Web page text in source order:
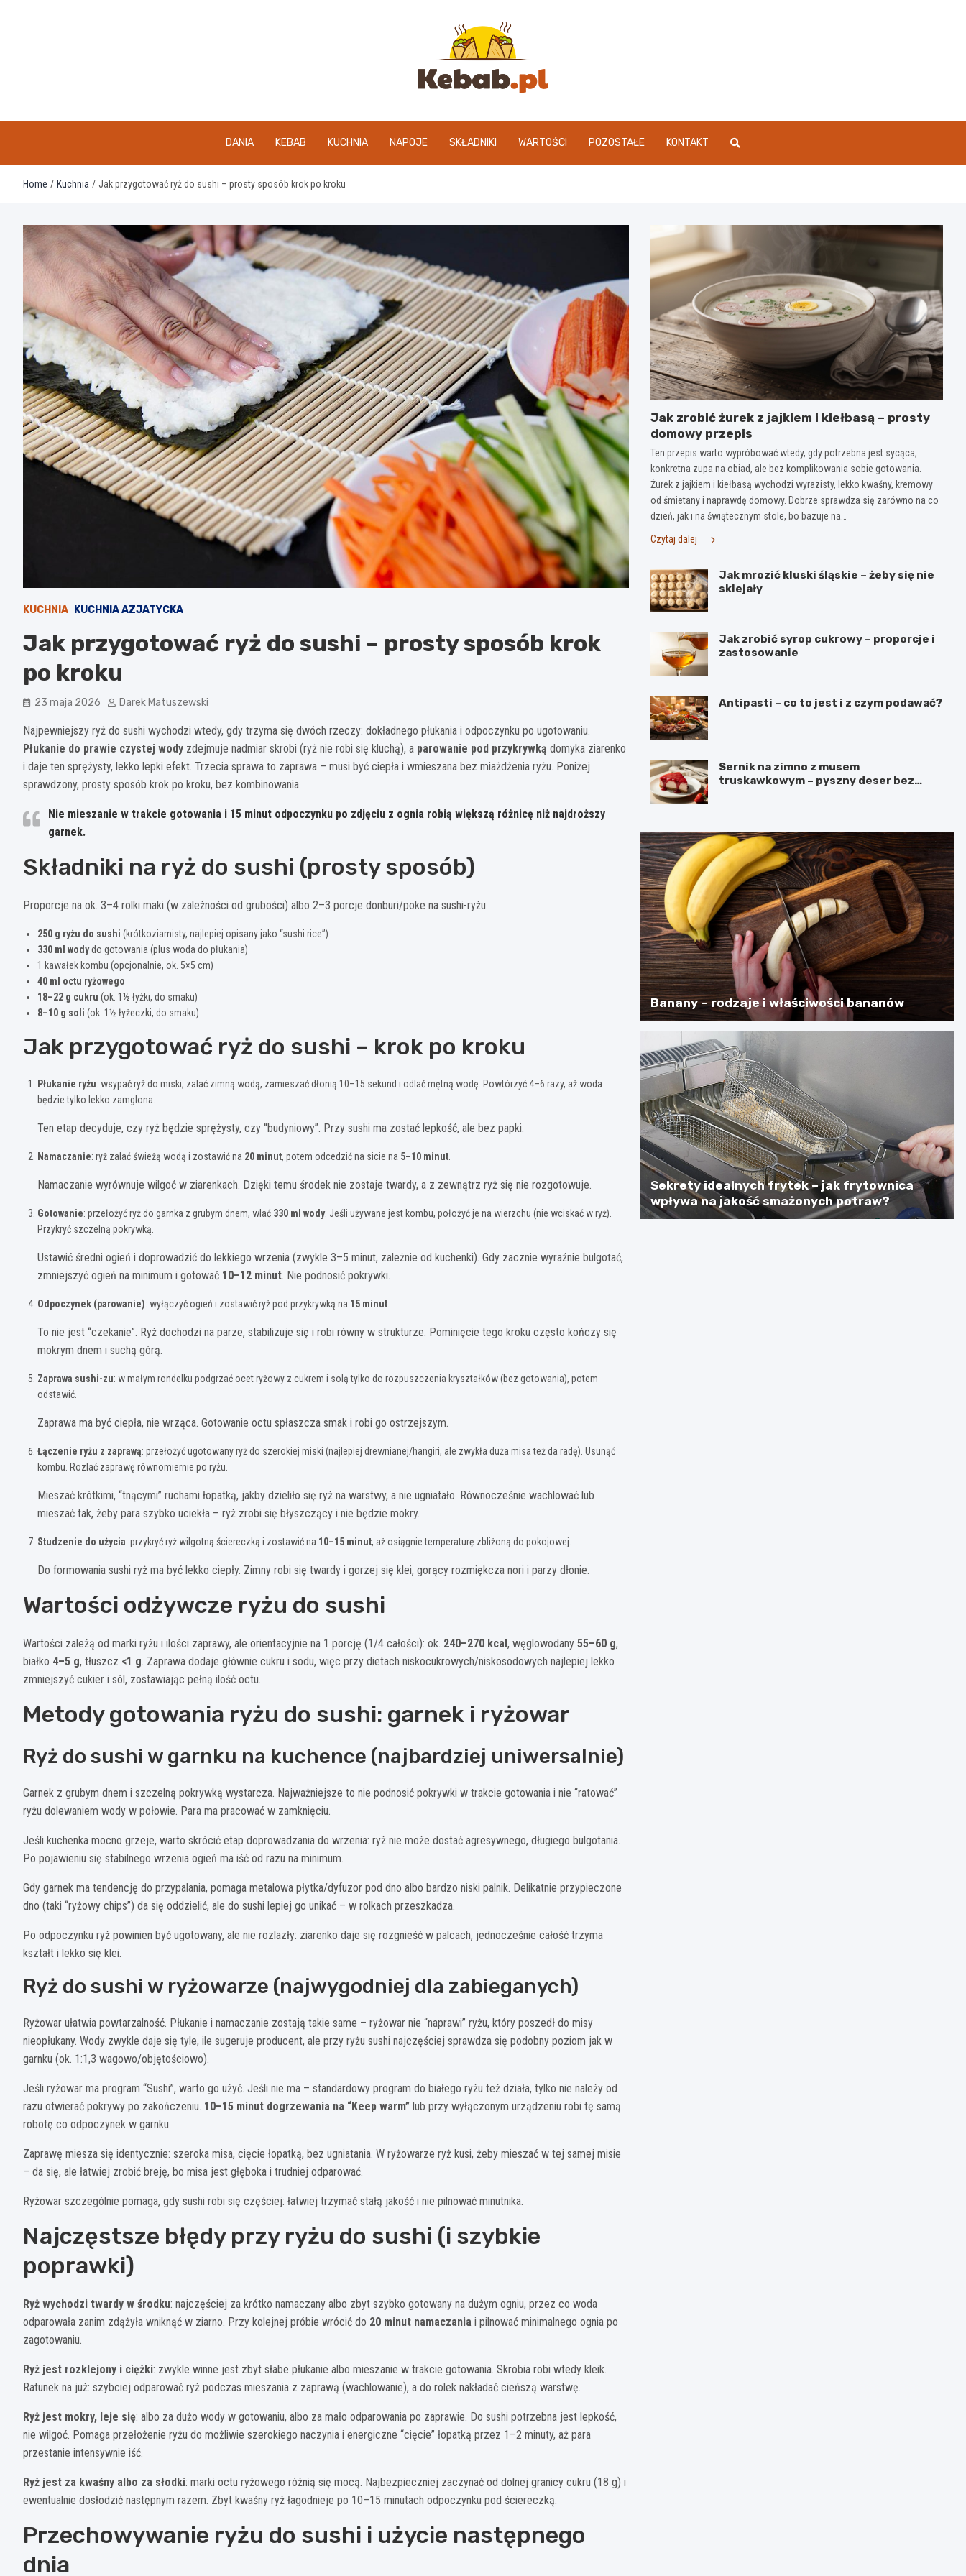
DANIA KEBAB KUCHNIA NAPOJE SKŁADNIKI WARTOŚCI POZOSTAŁE KONTAKT
Home Kuchnia Jak przygotować ryż do sushi – prosty sposób krok po kroku
KUCHNIA KUCHNIA AZJATYCKA
Jak przygotować ryż do sushi – prosty sposób krok
po kroku
23 maja 2026 Darek Matuszewski
Najpewniejszy ryż do sushi wychodzi wtedy, gdy trzyma się dwóch rzeczy: dokładnego płukania i odpoczynku po ugotowaniu.
Płukanie do prawie czystej wody zdejmuje nadmiar skrobi (ryż nie robi się kluchą), a parowanie pod przykrywką domyka ziarenko
i daje ten sprężysty, lekko lepki efekt. Trzecia sprawa to zaprawa – musi być ciepła i wmieszana bez miażdżenia ryżu. Poniżej
sprawdzony, prosty sposób krok po kroku, bez kombinowania.
Nie mieszanie w trakcie gotowania i 15 minut odpoczynku po zdjęciu z ognia robią większą różnicę niż najdroższy
garnek.
Składniki na ryż do sushi (prosty sposób)
Proporcje na ok. 3–4 rolki maki (w zależności od grubości) albo 2–3 porcje donburi/poke na sushi-ryżu.
250 g ryżu do sushi (krótkoziarnisty, najlepiej opisany jako “sushi rice”)
330 ml wodydo gotowania (plus woda do płukania)
1 kawałek kombu (opcjonalnie, ok. 5×5 cm)
40 ml octu ryżowego
18–22 g cukru (ok. 1½ łyżki, do smaku)
8–10 g soli (ok. 1½ łyżeczki, do smaku)
Jak przygotować ryż do sushi – krok po kroku
Płukanie ryżu: wsypać ryż do miski, zalać zimną wodą, zamieszać dłonią 10–15 sekund i odlać mętną wodę. Powtórzyć 4–6 razy, aż woda
będzie tylko lekko zamglona.
Ten etap decyduje, czy ryż będzie sprężysty, czy “budyniowy”. Przy sushi ma zostać lepkość, ale bez papki.
Namaczanie: ryż zalać świeżą wodą i zostawić na 20 minut, potem odcedzić na sicie na 5–10 minut.
Namaczanie wyrównuje wilgoć w ziarenkach. Dzięki temu środek nie zostaje twardy, a z zewnątrz ryż się nie rozgotowuje.
Gotowanie: przełożyć ryż do garnka z grubym dnem, wlać 330 ml wody. Jeśli używane jest kombu, położyć je na wierzchu (nie wciskać w ryż).
Przykryć szczelną pokrywką.
Ustawić średni ogień i doprowadzić do lekkiego wrzenia (zwykle 3–5 minut, zależnie od kuchenki). Gdy zacznie wyraźnie bulgotać,
zmniejszyć ogień na minimum i gotować 10–12 minut. Nie podnosić pokrywki.
Odpoczynek (parowanie): wyłączyć ogień i zostawić ryż pod przykrywką na 15 minut.
To nie jest “czekanie”. Ryż dochodzi na parze, stabilizuje się i robi równy w strukturze. Pominięcie tego kroku często kończy się
mokrym dnem i suchą górą.
Zaprawa sushi-zu: w małym rondelku podgrzać ocet ryżowy z cukrem i solą tylko do rozpuszczenia kryształków (bez gotowania), potem
odstawić.
Zaprawa ma być ciepła, nie wrząca. Gotowanie octu spłaszcza smak i robi go ostrzejszym.
Łączenie ryżu z zaprawą: przełożyć ugotowany ryż do szerokiej miski (najlepiej drewnianej/hangiri, ale zwykła duża misa też da radę). Usunąć
kombu. Rozlać zaprawę równomiernie po ryżu.
Mieszać krótkimi, “tnącymi” ruchami łopatką, jakby dzieliło się ryż na warstwy, a nie ugniatało. Równocześnie wachlować lub
mieszać tak, żeby para szybko uciekła – ryż zrobi się błyszczący i nie będzie mokry.
Studzenie do użycia: przykryć ryż wilgotną ściereczką i zostawić na 10–15 minut, aż osiągnie temperaturę zbliżoną do pokojowej.
Do formowania sushi ryż ma być lekko ciepły. Zimny robi się twardy i gorzej się klei, gorący rozmiękcza nori i parzy dłonie.
Wartości odżywcze ryżu do sushi
Wartości zależą od marki ryżu i ilości zaprawy, ale orientacyjnie na 1 porcję (1/4 całości): ok. 240–270 kcal , węglowodany 55–60 g,
białko 4–5 g, tłuszcz <1 g. Zaprawa dodaje głównie cukru i sodu, więc przy dietach niskocukrowych/niskosodowych najlepiej lekko
zmniejszyć cukier i sól, zostawiając pełną ilość octu.
Metody gotowania ryżu do sushi: garnek i ryżowar
Ryż do sushi w garnku na kuchence (najbardziej uniwersalnie)
Garnek z grubym dnem i szczelną pokrywką wystarcza. Najważniejsze to nie podnosić pokrywki w trakcie gotowania i nie “ratować”
ryżu dolewaniem wody w połowie. Para ma pracować w zamknięciu.
Jeśli kuchenka mocno grzeje, warto skrócić etap doprowadzania do wrzenia: ryż nie może dostać agresywnego, długiego bulgotania.
Po pojawieniu się stabilnego wrzenia ogień ma iść od razu na minimum.
Gdy garnek ma tendencję do przypalania, pomaga metalowa płytka/dyfuzor pod dno albo bardzo niski palnik. Delikatnie przypieczone
dno (taki “ryżowy chips”) da się oddzielić, ale do sushi lepiej go unikać – w rolkach przeszkadza.
Po odpoczynku ryż powinien być ugotowany, ale nie rozlazły: ziarenko daje się rozgnieść w palcach, jednocześnie całość trzyma
kształt i lekko się klei.
Ryż do sushi w ryżowarze (najwygodniej dla zabieganych)
Ryżowar ułatwia powtarzalność. Płukanie i namaczanie zostają takie same – ryżowar nie “naprawi” ryżu, który poszedł do misy
nieopłukany. Wody zwykle daje się tyle, ile sugeruje producent, ale przy ryżu sushi najczęściej sprawdza się podobny poziom jak w
garnku (ok. 1:1,3 wagowo/objętościowo).
Jeśli ryżowar ma program “Sushi”, warto go użyć. Jeśli nie ma – standardowy program do białego ryżu też działa, tylko nie należy od
razu otwierać pokrywy po zakończeniu. 10–15 minut dogrzewania na “Keep warm” lub przy wyłączonym urządzeniu robi tę samą
robotę co odpoczynek w garnku.
Zaprawę miesza się identycznie: szeroka misa, cięcie łopatką, bez ugniatania. W ryżowarze ryż kusi, żeby mieszać w tej samej misie
– da się, ale łatwiej zrobić breję, bo misa jest głęboka i trudniej odparować.
Ryżowar szczególnie pomaga, gdy sushi robi się częściej: łatwiej trzymać stałą jakość i nie pilnować minutnika.
Najczęstsze błędy przy ryżu do sushi (i szybkie
poprawki)
Ryż wychodzi twardy w środku: najczęściej za krótko namaczany albo zbyt szybko gotowany na dużym ogniu, przez co woda
odparowała zanim zdążyła wniknąć w ziarno. Przy kolejnej próbie wrócić do 20 minut namaczania i pilnować minimalnego ognia po
zagotowaniu.
Ryż jest rozklejony i ciężki: zwykle winne jest zbyt słabe płukanie albo mieszanie w trakcie gotowania. Skrobia robi wtedy kleik.
Ratunek na już: szybciej odparować ryż podczas mieszania z zaprawą (wachlowanie), a do rolek nakładać cieńszą warstwę.
Ryż jest mokry, leje się: albo za dużo wody w gotowaniu, albo za mało odparowania po zaprawie. Do sushi potrzebna jest lepkość,
nie wilgoć. Pomaga przełożenie ryżu do możliwie szerokiego naczynia i energiczne “cięcie” łopatką przez 1–2 minuty, aż para
przestanie intensywnie iść.
Ryż jest za kwaśny albo za słodki: marki octu ryżowego różnią się mocą. Najbezpieczniej zaczynać od dolnej granicy cukru (18 g) i
ewentualnie dosłodzić następnym razem. Zbyt kwaśny ryż łagodnieje po 10–15 minutach odpoczynku pod ściereczką.
Przechowywanie ryżu do sushi i użycie następnego
dnia
Jak zrobić żurek z jajkiem i kiełbasą – prosty
domowy przepis
Ten przepis warto wypróbować wtedy, gdy potrzebna jest sycąca,
konkretna zupa na obiad, ale bez komplikowania sobie gotowania.
Żurek z jajkiem i kiełbasą wychodzi wyrazisty, lekko kwaśny, kremowy
od śmietany i naprawdę domowy. Dobrze sprawdza się zarówno na co
dzień, jak i na świątecznym stole, bo bazuje na…
Czytaj dalej
Jak mrozić kluski śląskie – żeby się nie
sklejały
Jak zrobić syrop cukrowy – proporcje i
zastosowanie
Antipasti – co to jest i z czym podawać?
Sernik na zimno z musem
truskawkowym – pyszny deser bez
Banany – rodzaje i właściwości bananów
Sekrety idealnych frytek – jak frytownica
wpływa na jakość smażonych potraw?